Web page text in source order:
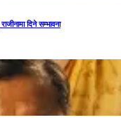
दिने सम्भावना